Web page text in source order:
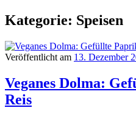
Kategorie: Speisen
Veröffentlicht am 13. Dezember
Veganes Dolma:
Reis